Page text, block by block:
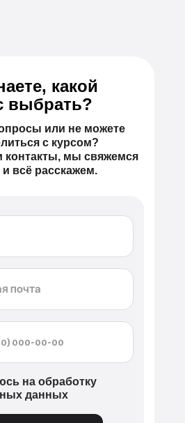
какой
выбрать?
на обработку
данных
или не можете
с курсом?
контакты, мы свяжемся
всё расскажем.